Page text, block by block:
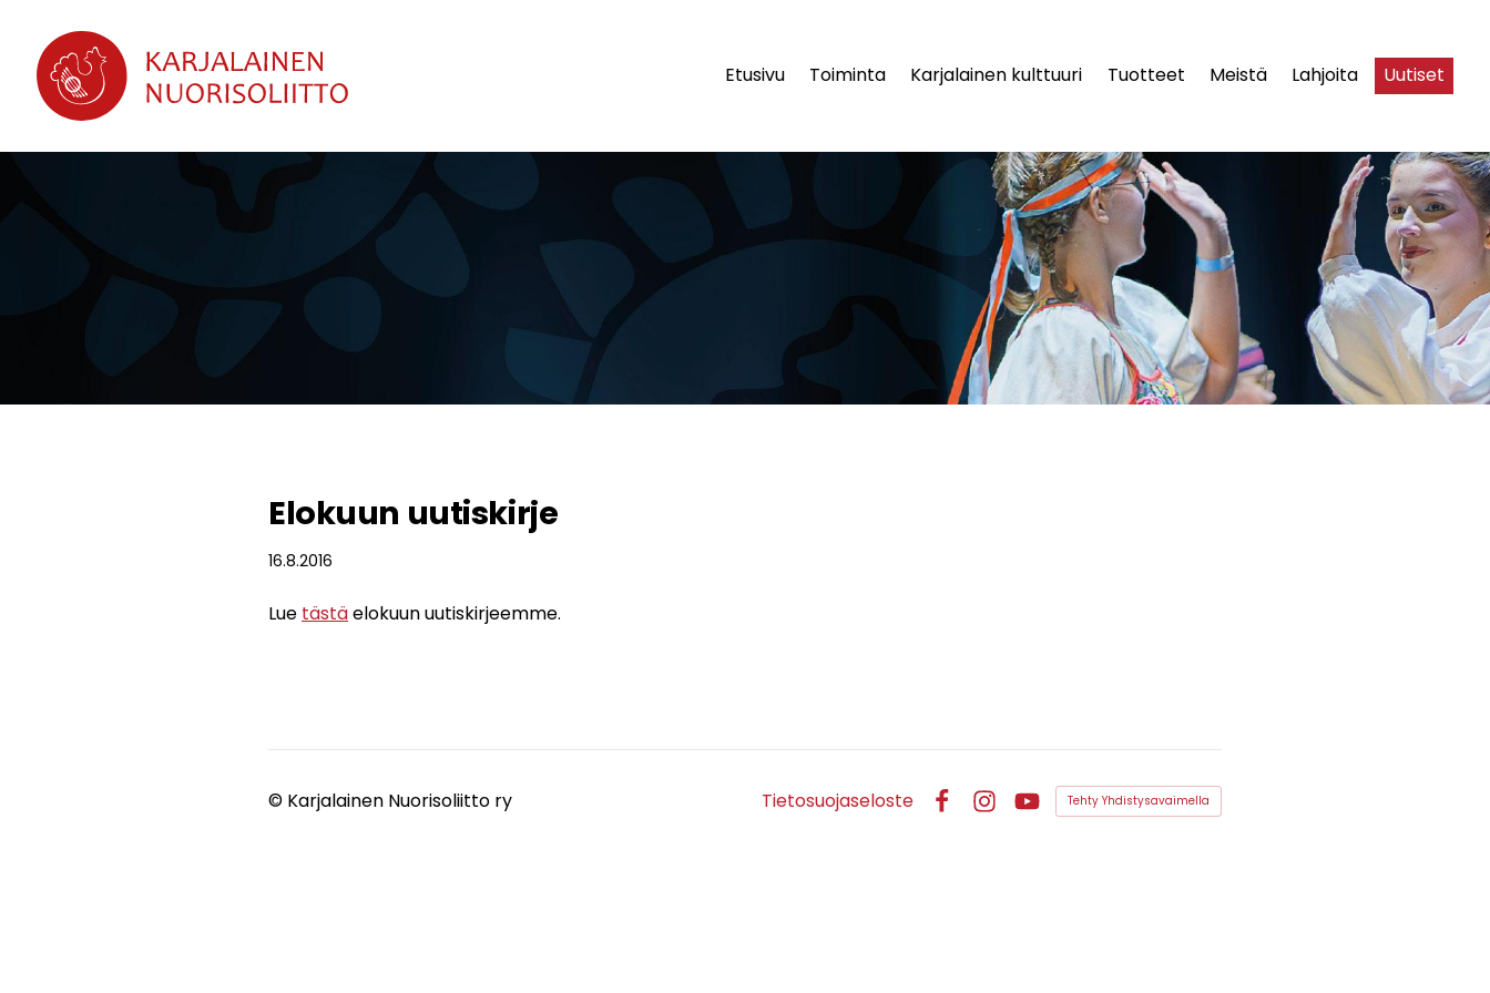
sivun
sisältöön
Karjalainen Nuorisoliitto ry Etusivu Toiminta Karjalainen kulttuuri Tuotteet Meistä Lahjoita Uutiset
Elokuun uutiskirje
16.8.2016
Lue tästäelokuun uutiskirjeemme.
© Karjalainen Nuorisoliitto ry Tietosuojaseloste
FacebookInstagram
YouTube
Tehty Yhdistysavaimella